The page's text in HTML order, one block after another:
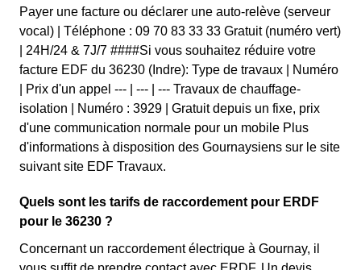
Payer une facture ou déclarer une auto-relève (serveur
vocal) | Téléphone : 09 70 83 33 33 Gratuit (numéro vert)
| 24H/24 & 7J/7 ####Si vous souhaitez réduire votre
facture EDF du 36230 (Indre): Type de travaux | Numéro
| Prix d'un appel --- | --- | --- Travaux de chauffage-
isolation | Numéro : 3929 | Gratuit depuis un fixe, prix
d'une communication normale pour un mobile Plus
d'informations à disposition des Gournaysiens sur le site
suivant site EDF Travaux.
Quels sont les tarifs de raccordement pour ERDF
pour le 36230 ?
Concernant un raccordement électrique à Gournay, il